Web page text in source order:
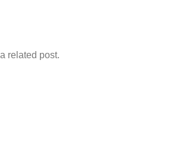
related post.